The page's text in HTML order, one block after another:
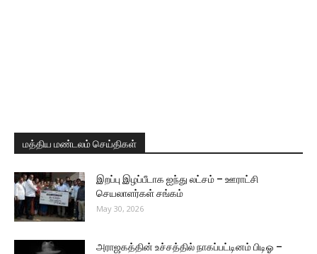
மத்திய மண்டலம் செய்திகள்
இறப்பு இழப்பீடாக ஐந்து லட்சம் – ஊராட்சி
செயலாளர்கள் சங்கம்
May 30, 2026
அராஜகத்தின் உச்சத்தில் நாகப்பட்டினம் பிடிஓ –